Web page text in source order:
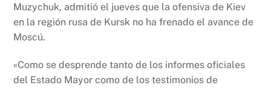
Muzychuk, admitió el jueves que la ofensiva de Kiev
en la región rusa de Kursk no ha frenado el avance de
Moscú.
«Como se desprende tanto de los informes oficiales
del Estado Mayor como de los testimonios de